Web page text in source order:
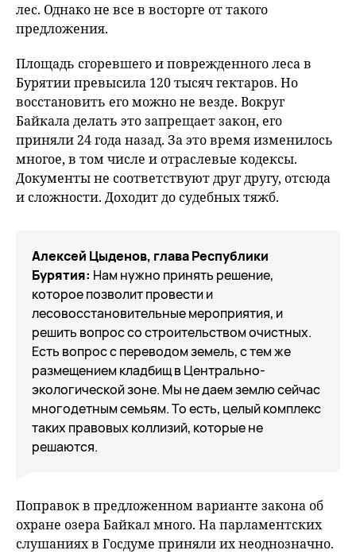
лес. Однако не все в восторге от такого
предложения.
Площадь сгоревшего и поврежденного леса в
Бурятии превысила 120 тысяч гектаров. Но
восстановить его можно не везде. Вокруг
Байкала делать это запрещает закон, его
приняли 24 года назад. За это время изменилось
многое, в том числе и отраслевые кодексы.
Документы не соответствуют друг другу, отсюда
и сложности. Доходит до судебных тяжб.
Алексей Цыденов, глава Республики
Бурятия: Нам нужно принять решение,
которое позволит провести и
лесовосстановительные мероприятия, и
решить вопрос со строительством очистных.
Есть вопрос с переводом земель, с тем же
размещением кладбищ в Центрально-
экологической зоне. Мы не даем землю сейчас
многодетным семьям. То есть, целый комплекс
таких правовых коллизий, которые не
решаются.
Поправок в предложенном варианте закона об
охране озера Байкал много. На парламентских
слушаниях в Госдуме приняли их неоднозначно.